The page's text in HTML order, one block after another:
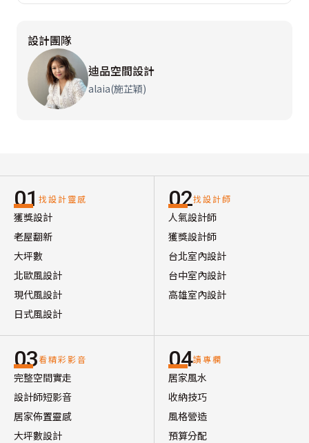
設計團隊
迪品空間設計
alaia(施芷穎)
01 找設計靈感
獲獎設計
老屋翻新
大坪數
北歐風設計
現代風設計
日式風設計
02找設計師
人氣設計師
獲獎設計師
台北室內設計
台中室內設計
高雄室內設計
03看精彩影音
完整空間實走
設計師短影音
居家佈置靈感
大坪數設計
04讀專欄
居家風水
收納技巧
風格營造
預算分配